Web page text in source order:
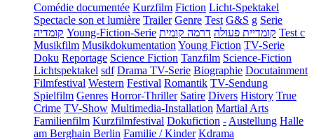
Comédie documentée Kurzfilm Fiction Licht-Spektakel
Spectacle son et lumière Trailer Genre Test G&S g Serie
קומדיה Young-Fiction-Serie קומדיית פעולה דרמה קומית
Test c
Musikfilm Musikdokumentation Young Fiction TV-Serie
Doku Reportage Science Fiction Tanzfilm Science-Fiction
Lichtspektakel sdf Drama TV-Serie Biographie Docutainment
Filmfestival Western Festival Romantik TV-Sendung
Spielfilm Genres Horror-Thriller Satire Divers History True
Crime TV-Show Multimedia-Installation Martial Arts
Familienfilm Kurzfilmfestival Dokufiction - Austellung Halle
am Berghain Berlin Familie / Kinder Kdrama